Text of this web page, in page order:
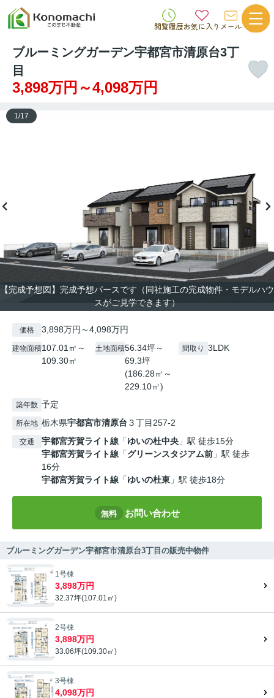
閲覧履歴お気に入り メール
ブルーミングガーデン宇都宮市清原台3丁
目
3,898万円～4,098万円
【完成予想図】完成予想パースです（同社施工の完成物件・モデルハウ
スがご見学できます）
1 /17
価格 3,898万円～4,098万円
建物面積107.01㎡～
109.30㎡
土地面積56.34坪～
69.3坪
(186.28㎡～
229.10㎡)
間取り 3LDK
築年数 予定
所在地 栃木県宇都宮市清原台 ３丁目257-2
交通 宇都宮芳賀ライト線 「ゆいの杜中央 」駅 徒歩15分
宇都宮芳賀ライト線 「グリーンスタジアム前 」駅 徒歩
16分
宇都宮芳賀ライト線 「ゆいの杜東 」駅 徒歩18分
無料 お問い合わせ
ブルーミングガーデン宇都宮市清原台3丁目の販売中物件
1号棟
3,898万円
32.37坪(107.01㎡)
2号棟
3,898万円
33.06坪(109.30㎡)
3号棟
4,098万円